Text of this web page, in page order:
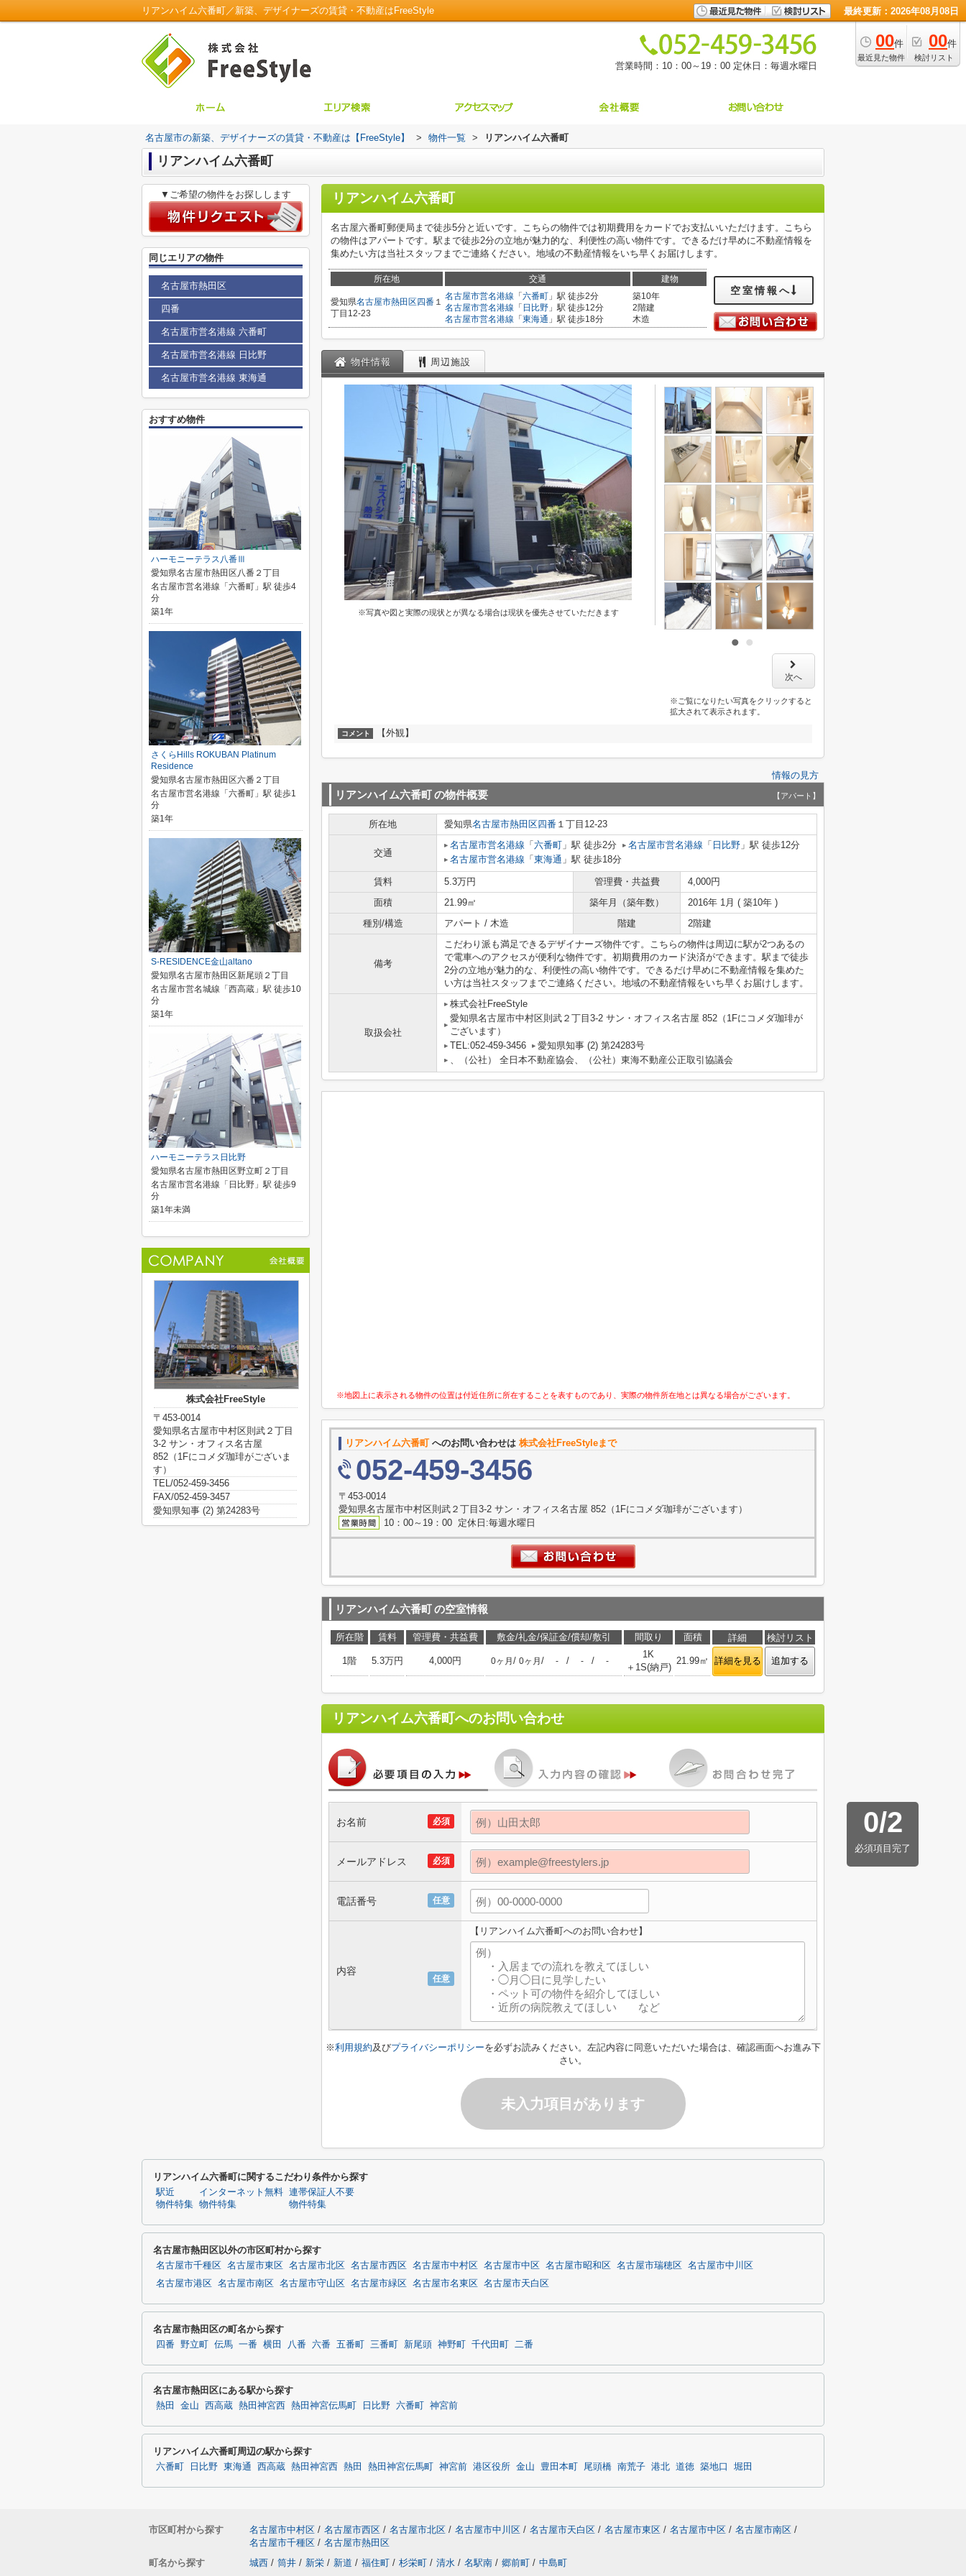
リアンハイム六番町／新築、デザイナーズの賃貸・不動産はFreeStyle 最終更新：2026年08月08日
00件
最近見た物件
00件
検討リスト
営業時間：10：00～19：00 定休日：毎週水曜日
名古屋市の新築、デザイナーズの賃貸・不動産は【FreeStyle】 > 物件一覧 > リアンハイム六番町
リアンハイム六番町
リアンハイム六番町
名古屋六番町郵便局まで徒歩5分と近いです。こちらの物件では初期費用をカードでお支払いいただけます。こちら
の物件はアパートです。駅まで徒歩2分の立地が魅力的な、利便性の高い物件です。できるだけ早めに不動産情報を
集めたい方は当社スタッフまでご連絡ください。地域の不動産情報をいち早くお届けします。
所在地 交通 建物
愛知県名古屋市熱田区 四番 １
丁目12-23
名古屋市営名港線 「 六番町 」駅 徒歩2分
名古屋市営名港線 「 日比野 」駅 徒歩12分
名古屋市営名港線 「 東海通 」駅 徒歩18分
築10年
2階建
木造
空室情報へ
物件情報 周辺施設
※写真や図と実際の現状とが異なる場合は現状を優先させていただきます
次へ
※ご覧になりたい写真をクリックすると
拡大されて表示されます。
コメント 【外観】
情報の見方
リアンハイム六番町の物件概要 【アパート】
所在地 愛知県名古屋市熱田区四番 １丁目12-23
交通
名古屋市営名港線 「 六番町 」駅 徒歩2分 名古屋市営名港線 「 日比野 」駅 徒歩12分
名古屋市営名港線 「 東海通 」駅 徒歩18分
賃料 5.3万円 管理費・共益費
4,000円
面積
21.99㎡ 築年月（築年数）
2016年 1月 ( 築10年 )
種別/構造
アパート / 木造 階建 2階建
備考
こだわり派も満足できるデザイナーズ物件です。こちらの物件は周辺に駅が2つあるの
で電車へのアクセスが便利な物件です。初期費用のカード決済ができます。駅まで徒歩
2分の立地が魅力的な、利便性の高い物件です。できるだけ早めに不動産情報を集めた
い方は当社スタッフまでご連絡ください。地域の不動産情報をいち早くお届けします。
取扱会社
株式会社FreeStyle
愛知県名古屋市中村区則武２丁目3-2 サン・オフィス名古屋 852（1Fにコメダ珈琲が
ございます）
TEL:052-459-3456
愛知県知事 (2) 第24283号
、（公社） 全日本不動産協会、（公社）東海不動産公正取引協議会
※地図上に表示される物件の位置は付近住所に所在することを表すものであり、実際の物件所在地とは異なる場合がございます。
リアンハイム六番町へのお問い合わせは 株式会社FreeStyleまで
052-459-3456
〒453-0014
愛知県名古屋市中村区則武２丁目3-2 サン・オフィス名古屋 852（1Fにコメダ珈琲がございます）
10：00～19：00 定休日:毎週水曜日
リアンハイム六番町の空室情報
所在階 賃料 管理費・共益費 敷金/礼金/保証金/償却/敷引 間取り 面積 詳細 検討リスト
1階 5.3万円 4,000円 0ヶ月 / 0ヶ月 / - / - / -
1K
＋1S(納戸)
21.99㎡ 詳細を見る 追加する
リアンハイム六番町へのお問い合わせ
0/2
必須項目完了
必須
お名前
必須
メールアドレス
任意
電話番号
任意
内容
【リアンハイム六番町へのお問い合わせ】
※利用規約及びプライバシーポリシーを必ずお読みください。左記内容に同意いただいた場合は、確認画面へお進み下
さい。
未入力項目があります
▼ご希望の物件をお探しします
同じエリアの物件
名古屋市熱田区
四番
名古屋市営名港線 六番町
名古屋市営名港線 日比野
名古屋市営名港線 東海通
おすすめ物件
ハーモニーテラス八番Ⅲ
愛知県名古屋市熱田区八番２丁目
名古屋市営名港線「六番町」駅 徒歩4
分
築1年
さくらHills ROKUBAN Platinum
Residence
愛知県名古屋市熱田区六番２丁目
名古屋市営名港線「六番町」駅 徒歩1
分
築1年
S-RESIDENCE金山altano
愛知県名古屋市熱田区新尾頭２丁目
名古屋市営名城線「西高蔵」駅 徒歩10
分
築1年
ハーモニーテラス日比野
愛知県名古屋市熱田区野立町２丁目
名古屋市営名港線「日比野」駅 徒歩9
分
築1年未満
株式会社FreeStyle
〒453-0014
愛知県名古屋市中村区則武２丁目
3-2 サン・オフィス名古屋
852（1Fにコメダ珈琲がございま
す）
TEL/052-459-3456
FAX/052-459-3457
愛知県知事 (2) 第24283号
リアンハイム六番町に関するこだわり条件から探す
駅近
物件特集
インターネット無料
物件特集
連帯保証人不要
物件特集
名古屋市熱田区以外の市区町村から探す
名古屋市千種区 名古屋市東区 名古屋市北区 名古屋市西区 名古屋市中村区 名古屋市中区 名古屋市昭和区 名古屋市瑞穂区
名古屋市中川区
名古屋市港区
名古屋市南区 名古屋市守山区 名古屋市緑区 名古屋市名東区 名古屋市天白区
名古屋市熱田区の町名から探す
四番 野立町 伝馬 一番 横田 八番 六番 五番町 三番町 新尾頭 神野町 千代田町 二番
名古屋市熱田区にある駅から探す
熱田 金山 西高蔵 熱田神宮西 熱田神宮伝馬町 日比野 六番町 神宮前
リアンハイム六番町周辺の駅から探す
六番町 日比野 東海通 西高蔵 熱田神宮西 熱田 熱田神宮伝馬町 神宮前 港区役所 金山 豊田本町 尾頭橋 南荒子 港北 道徳 築地口 堀田
市区町村から探す 名古屋市中村区 / 名古屋市西区 / 名古屋市北区 / 名古屋市中川区 / 名古屋市天白区 / 名古屋市東区 / 名古屋市中区 / 名古屋市南区 /
名古屋市千種区 / 名古屋市熱田区
町名から探す
城西 / 筒井 / 新栄 / 新道 / 福住町 / 杉栄町 / 清水 / 名駅南 / 郷前町 / 中島町